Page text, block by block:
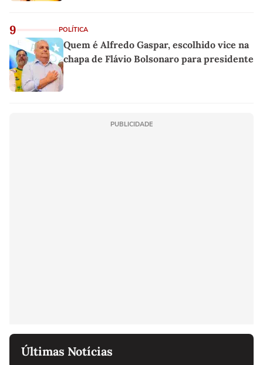
9 POLÍTICA
Quem é Alfredo Gaspar, escolhido vice na
chapa de Flávio Bolsonaro para presidente
PUBLICIDADE
Últimas Notícias